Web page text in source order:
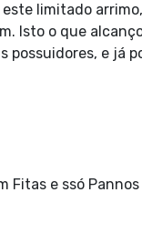
limitado
Isto o que
e já
Fitas e ssó